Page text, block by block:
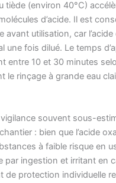
tiède (environ 40°C)
d’acide. Il est
avant utilisation, car
une fois dilué. Le temps
entre 10 et 30 minutes
le rinçage à grande eau
souvent sous-
: bien que l’acide
à faible risque en
par ingestion et irritant en
de protection individuelle